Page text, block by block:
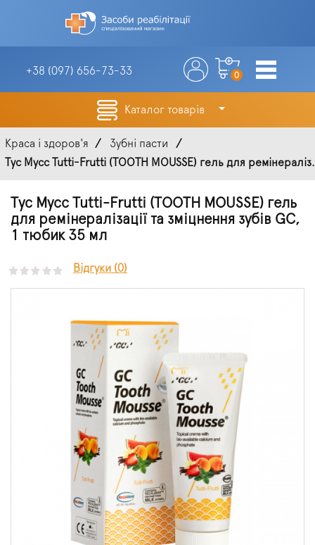
+38 (097) 656-73-33 0
Каталог товарів
Краса і здоров'я
Зубні пасти
Тус Мусс Tutti-Frutti (TOOTH MOUSSE) гель для
Тус Мусс Tutti-Frutti (TOOTH MOUSSE) гель
для ремінералізації та зміцнення зубів GC,
1 тюбик 35 мл
Відгуки (0)